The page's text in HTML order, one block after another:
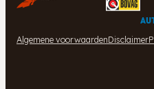
Algemene voorwaardenDisclaimer